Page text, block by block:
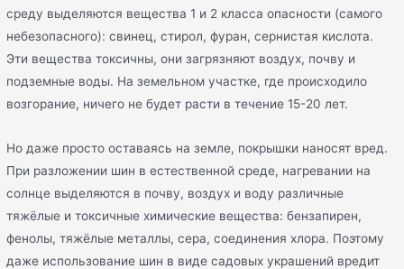
среду выделяются вещества 1 и 2 класса опасности (самого
небезопасного): свинец, стирол, фуран, сернистая кислота.
Эти вещества токсичны, они загрязняют воздух, почву и
подземные воды. На земельном участке, где происходило
возгорание, ничего не будет расти в течение 15-20 лет.
Но даже просто оставаясь на земле, покрышки наносят вред.
При разложении шин в естественной среде, нагревании на
солнце выделяются в почву, воздух и воду различные
тяжёлые и токсичные химические вещества: бензапирен,
фенолы, тяжёлые металлы, сера, соединения хлора. Поэтому
даже использование шин в виде садовых украшений вредит